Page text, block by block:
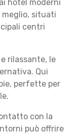
hotel moderni
situati
centri
rilassante, le
Qui
perfette per
con la
può offrire